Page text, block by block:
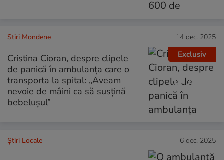
Exclusiv
Stiri Mondene 14 dec. 2025
Cristina Cioran, despre clipele
de panică în ambulanța care o
transporta la spital: „Aveam
nevoie de mâini ca să susțină
bebelușul”
Știri Locale 6 dec. 2025